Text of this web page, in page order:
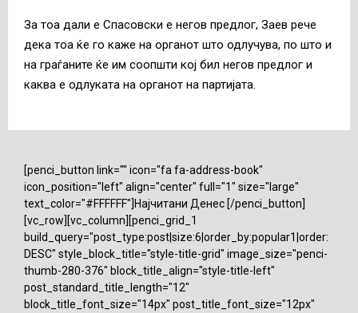
За тоа дали е Спасовски е негов предлог, Заев рече
дека тоа ќе го каже на органот што одлучува, по што и
на граѓаните ќе им соопшти кој бил негов предлог и
каква е одлуката на органот на партијата.
[penci_button link="" icon="fa fa-address-book"
icon_position="left" align="center" full="1" size="large"
text_color="#FFFFFF"]Најчитани Денес [/penci_button]
[vc_row][vc_column][penci_grid_1
build_query="post_type:post|size:6|order_by:popular1|order:
DESC" style_block_title="style-title-grid" image_size="penci-
thumb-280-376" block_title_align="style-title-left"
post_standard_title_length="12"
block_title_font_size="14px" post_title_font_size="12px"